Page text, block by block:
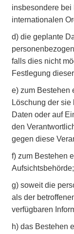
insbesondere bei
internationalen
d) die geplante
falls dies nicht
Festlegung
e) zum Bestehen
Löschung der
Daten oder auf
den
gegen diese
f) zum Bestehen
Aufsichtsbehörde;
g) soweit die
als der
verfügbaren
h) das Bestehen